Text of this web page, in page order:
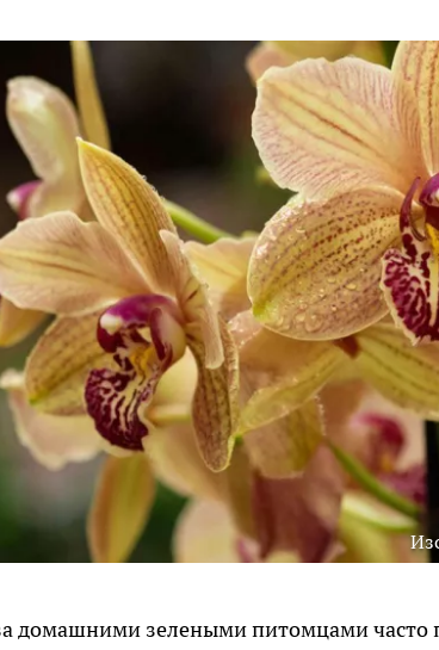
домашними зелеными питомцами часто